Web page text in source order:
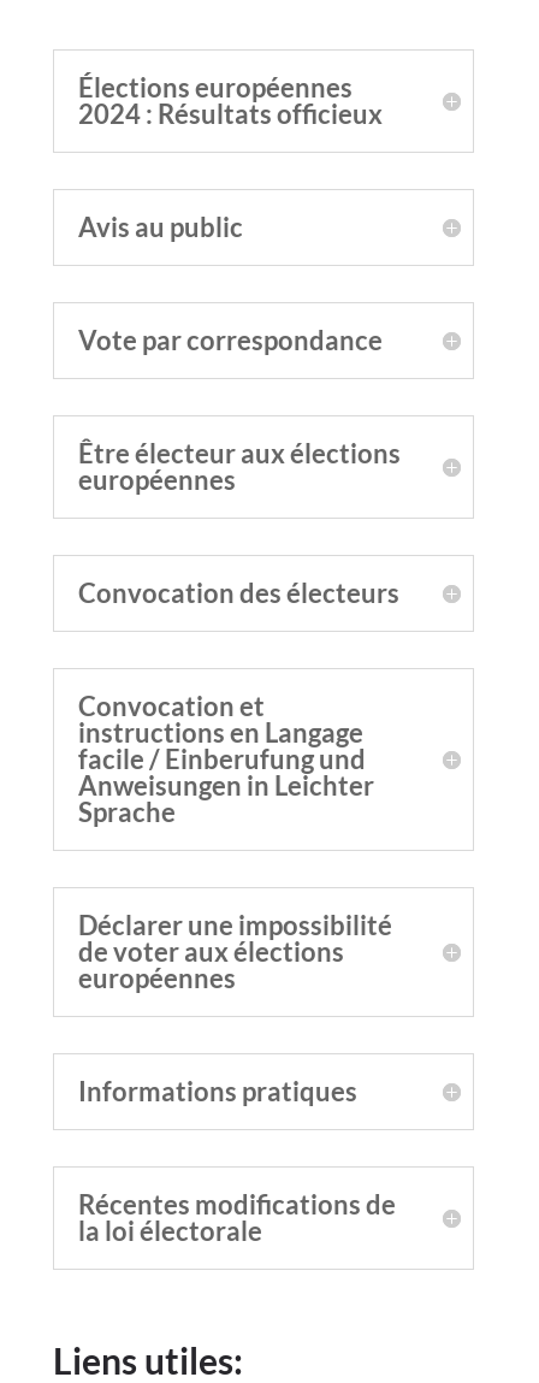
Élections européennes
2024 : Résultats officieux
Avis au public
Vote par correspondance
Être électeur aux élections
européennes
Convocation des électeurs
Convocation et
instructions en Langage
facile / Einberufung und
Anweisungen in Leichter
Sprache
Déclarer une impossibilité
de voter aux élections
européennes
Informations pratiques
Récentes modifications de
la loi électorale
Liens utiles: